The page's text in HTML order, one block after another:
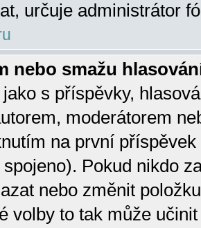
určuje administrátor
nebo smažu
s příspěvky,
moderátorem
na první
Pokud nikdo
nebo změnit
volby to tak může